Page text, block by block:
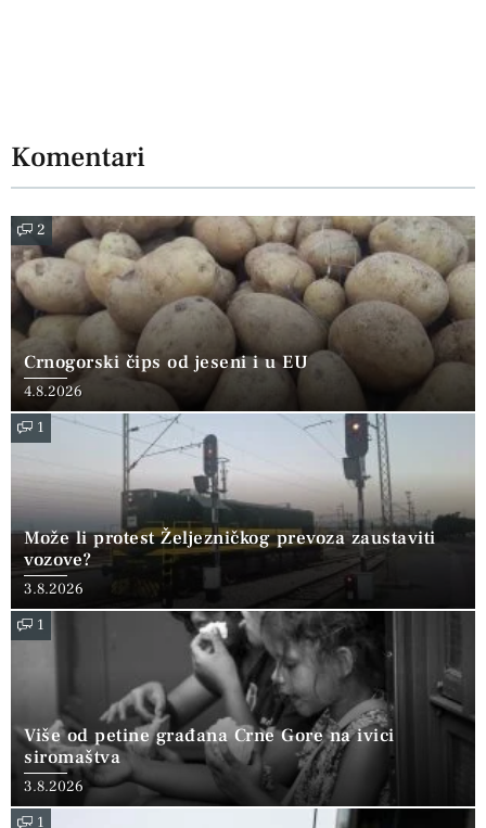
Komentari
2
Crnogorski čips od jeseni i u EU
4.8.2026
1
Može li protest Željezničkog prevoza zaustaviti
vozove?
3.8.2026
1
Više od petine građana Crne Gore na ivici
siromaštva
3.8.2026
1